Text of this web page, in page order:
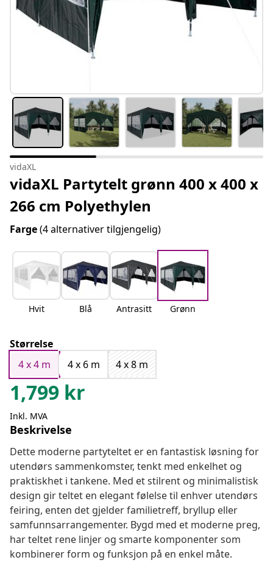
vidaXL
vidaXL Partytelt grønn 400 x 400 x
266 cm Polyethylen
Farge(4 alternativer tilgjengelig)
Hvit Blå Antrasitt Grønn
Størrelse
4 x 4 m
4 x 6 m 4 x 8 m
1,799 kr
Inkl. MVA
Beskrivelse
Dette moderne partyteltet er en fantastisk løsning for
utendørs sammenkomster, tenkt med enkelhet og
praktiskhet i tankene. Med et stilrent og minimalistisk
design gir teltet en elegant følelse til enhver utendørs
feiring, enten det gjelder familietreff, bryllup eller
samfunnsarrangementer. Bygd med et moderne preg,
har teltet rene linjer og smarte komponenter som
kombinerer form og funksjon på en enkel måte.